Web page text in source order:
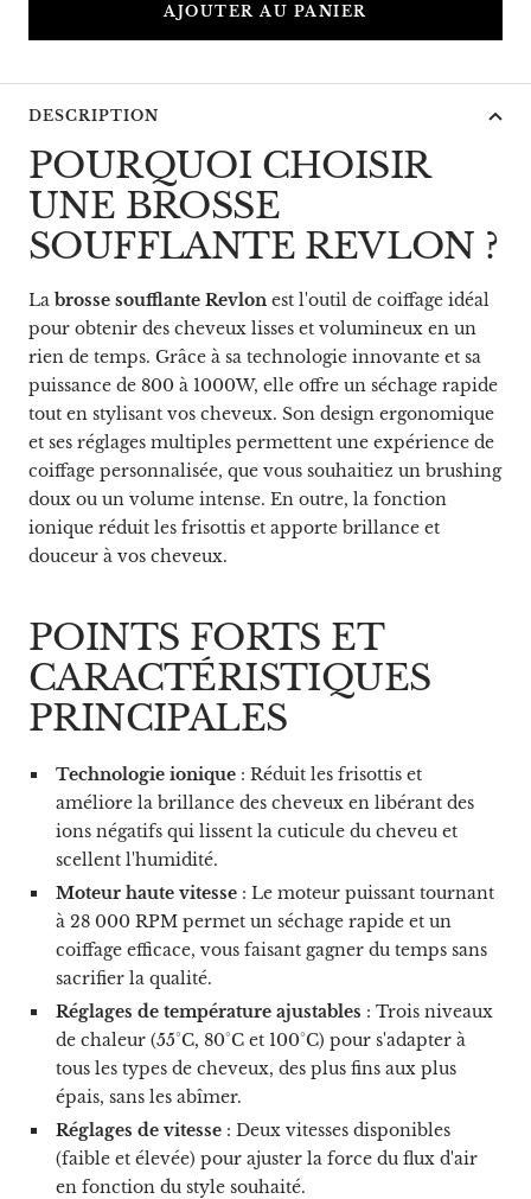
AJOUTER AU PANIER
DESCRIPTION
POURQUOI CHOISIR
UNE BROSSE
SOUFFLANTE REVLON ?
La brosse soufflante Revlon est l'outil de coiffage idéal
pour obtenir des cheveux lisses et volumineux en un
rien de temps. Grâce à sa technologie innovante et sa
puissance de 800 à 1000W, elle offre un séchage rapide
tout en stylisant vos cheveux. Son design ergonomique
et ses réglages multiples permettent une expérience de
coiffage personnalisée, que vous souhaitiez un brushing
doux ou un volume intense. En outre, la fonction
ionique réduit les frisottis et apporte brillance et
douceur à vos cheveux.
POINTS FORTS ET
CARACTÉRISTIQUES
PRINCIPALES
Technologie ionique: Réduit les frisottis et
améliore la brillance des cheveux en libérant des
ions négatifs qui lissent la cuticule du cheveu et
scellent l'humidité.
Moteur haute vitesse: Le moteur puissant tournant
à 28 000 RPM permet un séchage rapide et un
coiffage efficace, vous faisant gagner du temps sans
sacrifier la qualité.
Réglages de température ajustables : Trois niveaux
de chaleur (55°C, 80°C et 100°C) pour s'adapter à
tous les types de cheveux, des plus fins aux plus
épais, sans les abîmer.
Réglages de vitesse: Deux vitesses disponibles
(faible et élevée) pour ajuster la force du flux d'air
en fonction du style souhaité.